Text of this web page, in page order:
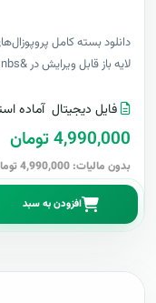
دانلود بسته کامل
لایه باز قابل ویرایش در &nbs..
فایل دیجیتال آماده
4,990,000 تومان
بدون مالیات: 4,990,000 تومان
افزودن به سبد